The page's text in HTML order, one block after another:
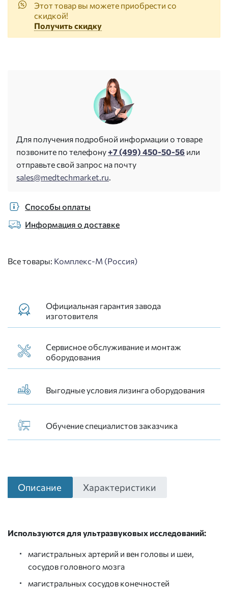
Этот товар вы можете приобрести со
скидкой!
Получить скидку
Для получения подробной информации о товаре
позвоните по телефону+7 (499) 450-50-56 или
отправьте свой запрос на почту
sales@medtechmarket.ru.
Способы оплаты
Информация о доставке
Все товары: Комплекс-М (Россия)
Официальная гарантия завода
изготовителя
Сервисное обслуживание и монтаж
оборудования
Выгодные условия лизинга оборудования
Обучение специалистов заказчика
Описание Характеристики
Используются для ультразвуковых исследований:
магистральных артерий и вен головы и шеи,
сосудов головного мозга
магистральных сосудов конечностей